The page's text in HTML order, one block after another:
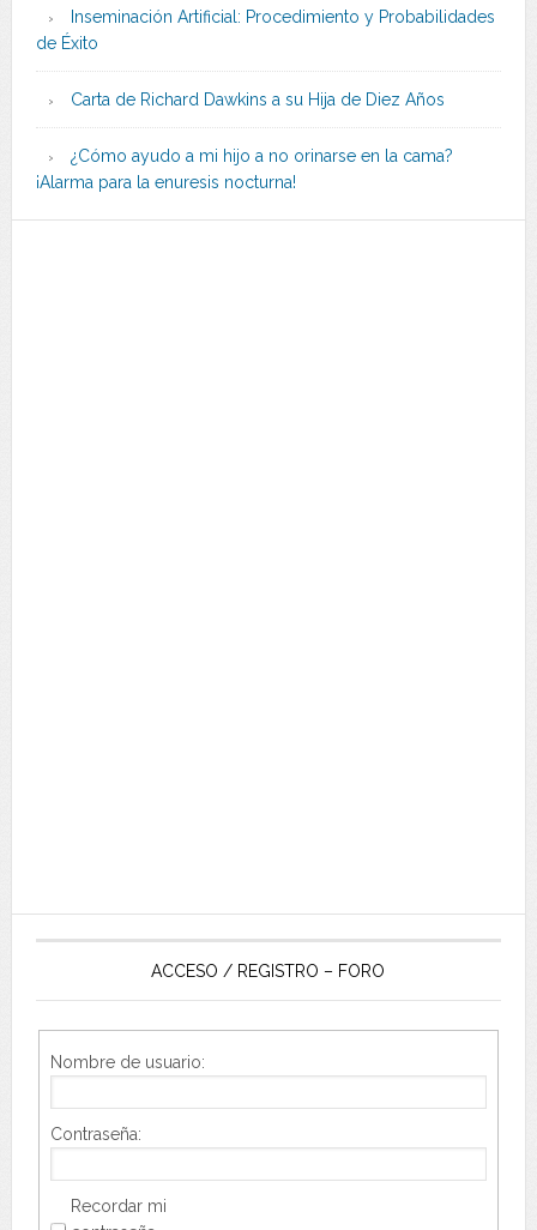
Inseminación Artificial: Procedimiento y Probabilidades
de Éxito
Carta de Richard Dawkins a su Hija de Diez Años
¿Cómo ayudo a mi hijo a no orinarse en la cama?
¡Alarma para la enuresis nocturna!
ACCESO / REGISTRO – FORO
Nombre de usuario:
Contraseña:
Recordar mi